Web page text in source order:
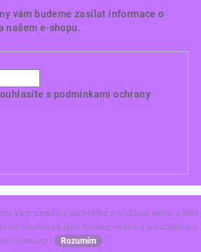
Vám umožnili pohodlné prohlížení webu a díky
zlepšovali jeho funkce, výkon a použitelnost.
informací
Rozumím
vám budeme zasílat informace o
našem e-shopu.
s podmínkami ochrany
vyhrazena.
Shoptet Premium